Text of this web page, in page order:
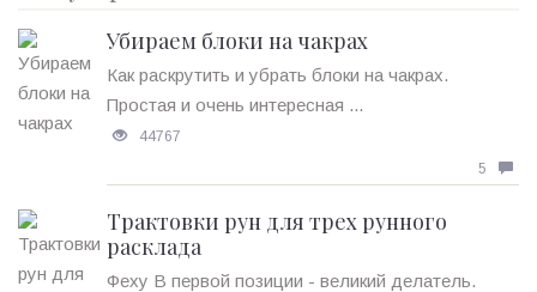
Убираем блоки на чакрах
Как раскрутить и убрать блоки на чакрах.
Простая и очень интересная ...
44767
5
Трактовки рун для трех рунного
расклада
Феху В первой позиции - великий делатель.